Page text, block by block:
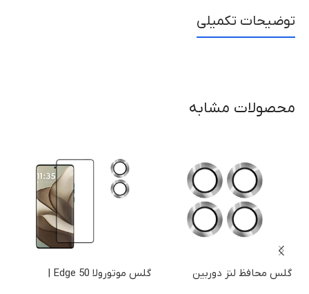
توضیحات تکمیلی
محصولات مشابه
گلس محافظ لنز دوربین
گلس موتورولا Edge 50 |